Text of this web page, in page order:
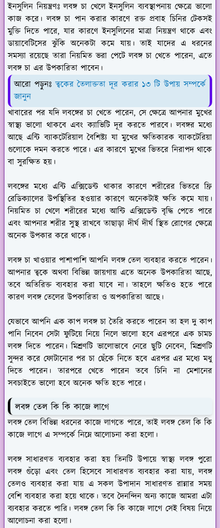
ইনসুলিন নিয়ন্ত্রণঃলবঙ্গ চা খেলে ইনসুলিন ব্যবস্থাপনায় ক্ষেত্রে ভালো
কাজ করে। লবঙ্গ চা পান করার কারণে রক্ত প্রবাহ চিনির টেকসই
মুক্তি দিতে পারে, যার কারণে ইনসুলিনের মাত্রা নিয়ন্ত্রণ থাকে এবং
ডায়াবেটিসের ঝুঁকি অনেকটা কমে যায়। তাই যাদের এ ধরনের
সমস্যা রয়েছে তারা নিয়মিত ভরা পেটে লবঙ্গ চা খেতে পারেন, এতে
লবঙ্গ চা এর উপকারিতা পাবেন।
আরো পড়ুনঃত্বকের তৈলাক্ততা দূর করার ১৩ টি উপায় সম্পর্কে
জানুন
খাবারের পর যদি লবঙ্গের চা খেতে পারেন, সে ক্ষেত্রে আপনার মুখের
স্বাস্থ্য ভালো থাকবে এবং ক্যাভিটি দূর করতে পারবে। লবঙ্গর মধ্যে
আছে এন্টি ব্যাকটেরিয়াল বৈশিষ্ট্য যা মুখের ক্ষতিকারক ব্যাকটেরিয়া
গুলোকে দমন করতে পারে। এর কারণে মুখের ভিতরে নিরাপদ থাকে
বা সুরক্ষিত হয়।
লবঙ্গের মধ্যে এন্টি এক্সিডেন্ট থাকার কারণে শরীরের ভিতরে ফ্রি
রেডিক্যালের উপস্থিতির হওয়ার কারণে অনেকটাই ক্ষতি কমে যায়।
নিয়মিত চা খেলে শরীরের মধ্যে আন্টি এক্সিডেন্ট বৃদ্ধি পেতে পারে
এবং আপনার শরীর সুস্থ রাখবে তাছাড়া দীর্ঘ দীর্ঘ স্থিত রোগের ক্ষেত্রে
অনেক উপকার করে থাকে।
লবঙ্গ চা খাওয়ার পাশাপাশি আপনি লবঙ্গ তেল ব্যবহার করতে পারেন।
আপনার ত্বকে অথবা বিভিন্ন জায়গায় এতে অনেক উপকারিতা আছে,
তবে অতিরিক্ত ব্যবহার করা যাবে না। তাহলে ক্ষতিও হতে পারে
কারণ লবঙ্গ তেলের উপকারিতা ও অপকারিতা আছে।
যেভাবে আপনি এক কাপ লবঙ্গ চা তৈরি করতে পারেন তা হল দু কাপ
পানি নিবেন সেটা ফুটিয়ে নিয়ে নিলে ভালো হবে এরপরে এক চামচ
লবঙ্গ দিতে পারেন। মিশ্রণটি ভালোভাবে নেরে ছুটি নেবেন, মিশ্রণটি
সুন্দর করে ফোটানোর পর চা ছেঁকে নিতে হবে এরপর এর মধ্যে মধু
দিতে পারেন। তারপরে খেতে পারেন তবে চিনি না মেশানের
সবচাইতে ভালো হবে অনেক ক্ষতি হতে পারে।
লবঙ্গ তেল কি কি কাজে লাগে
লবঙ্গ তেল বিভিন্ন ধরনের কাজে লাগতে পারে, তাই লবঙ্গ তেল কি কি
কাজে লাগে এ সম্পর্কে নিম্নে আলোচনা করা হলো।
লবঙ্গ সাধারণত ব্যবহার করা হয় তিনটি উপায়ে স্বাস্থ্য লবঙ্গ পুরো
লবঙ্গ গুঁড়ো এবং তেল হিসেবে সাধারণত ব্যবহার করা যায়, লবঙ্গ
তেলও ব্যবহার করা যায় এ সকল উপাদান সাধারণত রান্নার সময়
বেশি ব্যবহার করা হয়ে থাকে। তবে দৈনন্দিন অন্য কাজে আমরা এটা
ব্যবহার করতে পারি। লবঙ্গ তেল কি কি কাজে লাগে সেই বিষয় নিয়ে
আলোচনা করা হলো।